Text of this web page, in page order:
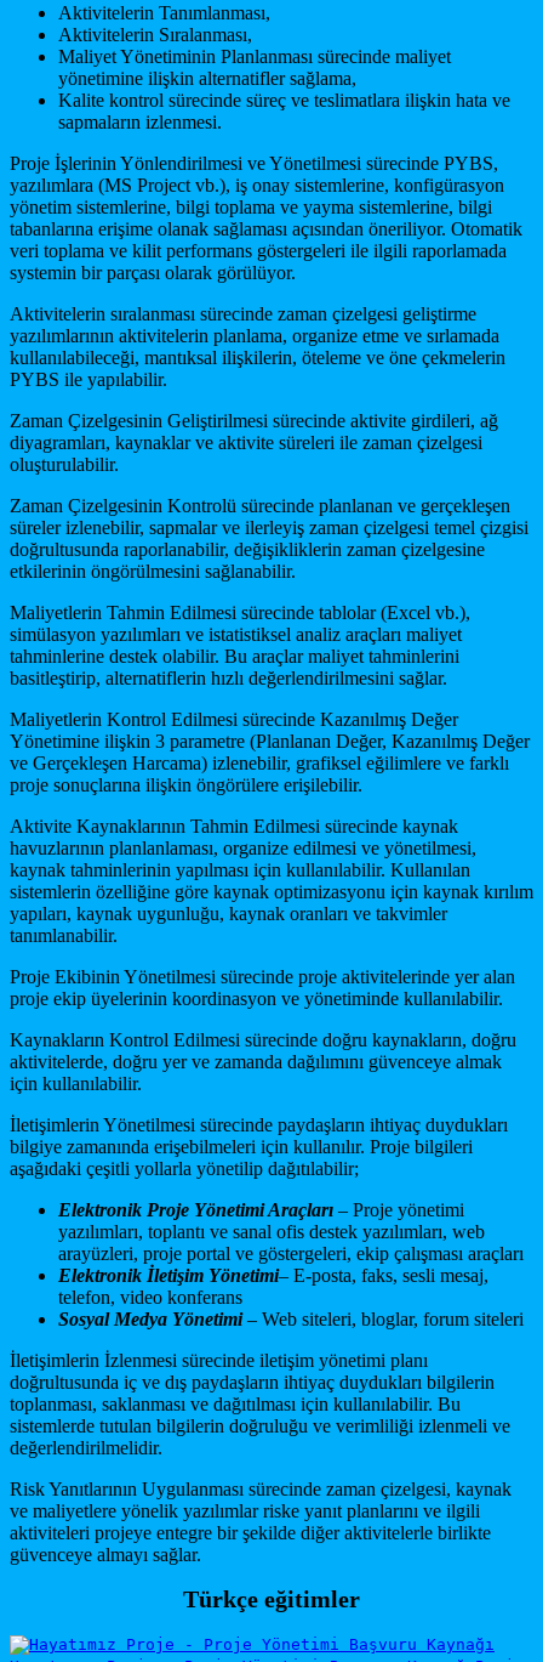
Aktivitelerin Tanımlanması,
Aktivitelerin Sıralanması,
Maliyet Yönetiminin Planlanması sürecinde maliyet
yönetimine ilişkin alternatifler sağlama,
Kalite kontrol sürecinde süreç ve teslimatlara ilişkin hata ve
sapmaların izlenmesi.
Proje İşlerinin Yönlendirilmesi ve Yönetilmesi sürecinde PYBS,
yazılımlara (MS Project vb.), iş onay sistemlerine, konfigürasyon
yönetim sistemlerine, bilgi toplama ve yayma sistemlerine, bilgi
tabanlarına erişime olanak sağlaması açısından öneriliyor. Otomatik
veri toplama ve kilit performans göstergeleri ile ilgili raporlamada
systemin bir parçası olarak görülüyor.
Aktivitelerin sıralanması sürecinde zaman çizelgesi geliştirme
yazılımlarının aktivitelerin planlama, organize etme ve sırlamada
kullanılabileceği, mantıksal ilişkilerin, öteleme ve öne çekmelerin
PYBS ile yapılabilir.
Zaman Çizelgesinin Geliştirilmesi sürecinde aktivite girdileri, ağ
diyagramları, kaynaklar ve aktivite süreleri ile zaman çizelgesi
oluşturulabilir.
Zaman Çizelgesinin Kontrolü sürecinde planlanan ve gerçekleşen
süreler izlenebilir, sapmalar ve ilerleyiş zaman çizelgesi temel çizgisi
doğrultusunda raporlanabilir, değişikliklerin zaman çizelgesine
etkilerinin öngörülmesini sağlanabilir.
Maliyetlerin Tahmin Edilmesi sürecinde tablolar (Excel vb.),
simülasyon yazılımları ve istatistiksel analiz araçları maliyet
tahminlerine destek olabilir. Bu araçlar maliyet tahminlerini
basitleştirip, alternatiflerin hızlı değerlendirilmesini sağlar.
Maliyetlerin Kontrol Edilmesi sürecinde Kazanılmış Değer
Yönetimine ilişkin 3 parametre (Planlanan Değer, Kazanılmış Değer
ve Gerçekleşen Harcama) izlenebilir, grafiksel eğilimlere ve farklı
proje sonuçlarına ilişkin öngörülere erişilebilir.
Aktivite Kaynaklarının Tahmin Edilmesi sürecinde kaynak
havuzlarının planlanlaması, organize edilmesi ve yönetilmesi,
kaynak tahminlerinin yapılması için kullanılabilir. Kullanılan
sistemlerin özelliğine göre kaynak optimizasyonu için kaynak kırılım
yapıları, kaynak uygunluğu, kaynak oranları ve takvimler
tanımlanabilir.
Proje Ekibinin Yönetilmesi sürecinde proje aktivitelerinde yer alan
proje ekip üyelerinin koordinasyon ve yönetiminde kullanılabilir.
Kaynakların Kontrol Edilmesi sürecinde doğru kaynakların, doğru
aktivitelerde, doğru yer ve zamanda dağılımını güvenceye almak
için kullanılabilir.
İletişimlerin Yönetilmesi sürecinde paydaşların ihtiyaç duydukları
bilgiye zamanında erişebilmeleri için kullanılır. Proje bilgileri
aşağıdaki çeşitli yollarla yönetilip dağıtılabilir;
Elektronik Proje Yönetimi Araçları – Proje yönetimi
yazılımları, toplantı ve sanal ofis destek yazılımları, web
arayüzleri, proje portal ve göstergeleri, ekip çalışması araçları
Elektronik İletişim Yönetimi– E-posta, faks, sesli mesaj,
telefon, video konferans
Sosyal Medya Yönetimi– Web siteleri, bloglar, forum siteleri
İletişimlerin İzlenmesi sürecinde iletişim yönetimi planı
doğrultusunda iç ve dış paydaşların ihtiyaç duydukları bilgilerin
toplanması, saklanması ve dağıtılması için kullanılabilir. Bu
sistemlerde tutulan bilgilerin doğruluğu ve verimliliği izlenmeli ve
değerlendirilmelidir.
Risk Yanıtlarının Uygulanması sürecinde zaman çizelgesi, kaynak
ve maliyetlere yönelik yazılımlar riske yanıt planlarını ve ilgili
aktiviteleri projeye entegre bir şekilde diğer aktivitelerle birlikte
güvenceye almayı sağlar.
Türkçe eğitimler